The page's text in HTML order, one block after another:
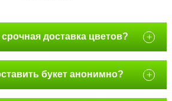
доставка цветов? +
букет анонимно? +